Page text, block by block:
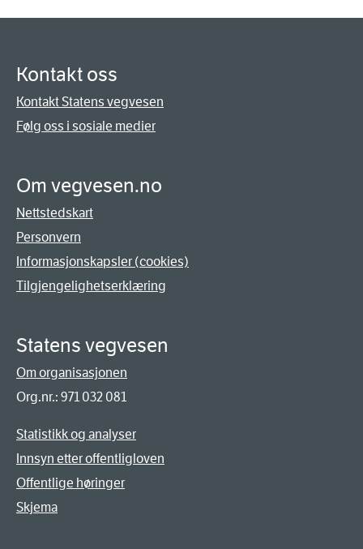
Kontakt oss
Kontakt Statens vegvesen
Følg oss i sosiale medier
Om vegvesen.no
Nettstedskart
Personvern
Informasjonskapsler (cookies)
Tilgjengelighetserklæring
Statens vegvesen
Om organisasjonen
Org.nr.: 971 032 081
Statistikk og analyser
Innsyn etter offentligloven
Offentlige høringer
Skjema